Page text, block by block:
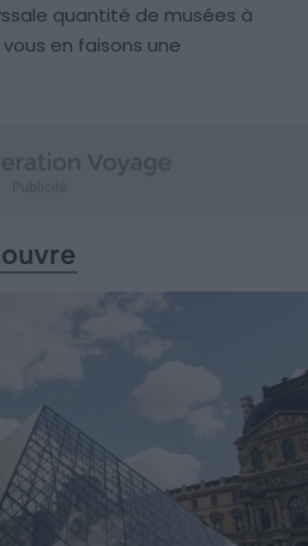
quantité de musées à
en faisons une